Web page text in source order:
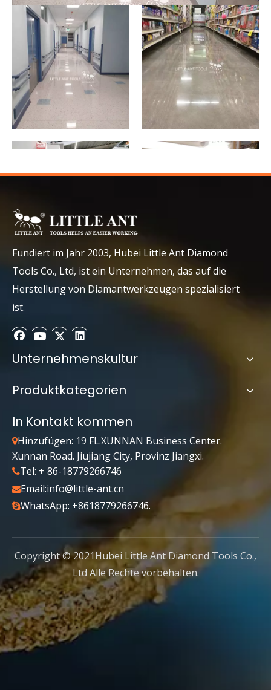
Krankenhaus
Krankenhaus
Hotel
Fundiert im Jahr 2003, Hubei Little Ant Diamond
Tools Co., Ltd, ist ein Unternehmen, das auf die
Herstellung von Diamantwerkzeugen spezialisiert
ist.
Unternehmenskultur
Produktkategorien
In Kontakt kommen
Hinzufügen: 19 FL.XUNNAN Business Center.
Xunnan Road. Jiujiang City, Provinz Jiangxi.
Tel: + 86-18779266746
Email:info@little-ant.cn
WhatsApp: +8618779266746.
Copyright © 2021Hubei Little Ant Diamond Tools Co.,
Ltd Alle Rechte vorbehalten.